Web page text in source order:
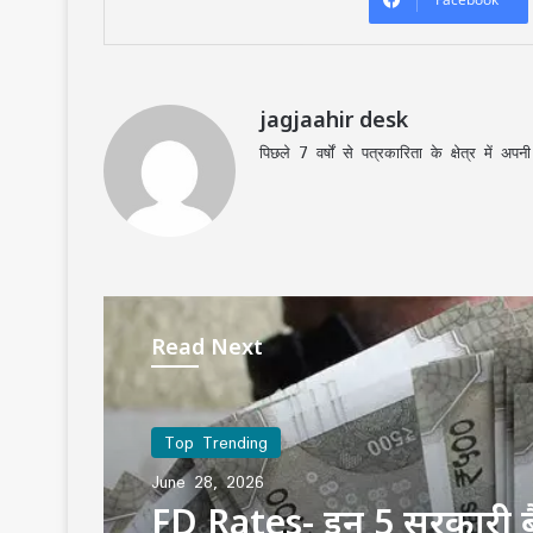
jagjaahir desk
पिछले 7 वर्षों से पत्रकारिता के क्षेत्र में
Read Next
Top Trending
June 28, 2026
MP Weather Update: